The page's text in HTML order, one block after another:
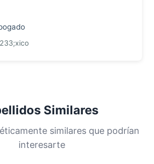
Similares
similares que podrían
interesarte